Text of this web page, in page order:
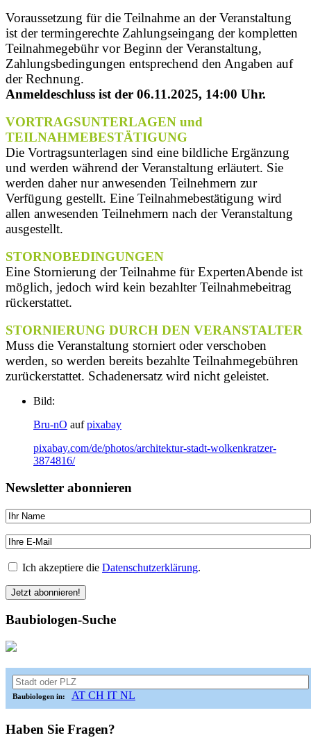
Voraussetzung für die Teilnahme an der Veranstaltung
ist der termingerechte Zahlungseingang der kompletten
Teilnahmegebühr vor Beginn der Veranstaltung,
Zahlungsbedingungen entsprechend den Angaben auf
der Rechnung.
Anmeldeschluss ist der 06.11.2025, 14:00 Uhr.
VORTRAGSUNTERLAGEN und
TEILNAHMEBESTÄTIGUNG
Die Vortragsunterlagen sind eine bildliche Ergänzung
und werden während der Veranstaltung erläutert. Sie
werden daher nur anwesenden Teilnehmern zur
Verfügung gestellt. Eine Teilnahmebestätigung wird
allen anwesenden Teilnehmern nach der Veranstaltung
ausgestellt.
STORNOBEDINGUNGEN
Eine Stornierung der Teilnahme für ExpertenAbende ist
möglich, jedoch wird kein bezahlter Teilnahmebeitrag
rückerstattet.
STORNIERUNG DURCH DEN VERANSTALTER
Muss die Veranstaltung storniert oder verschoben
werden, so werden bereits bezahlte Teilnahmegebühren
zurückerstattet. Schadenersatz wird nicht geleistet.
Bild:
Bru-nO aufpixabay
pixabay.com/de/photos/architektur-stadt-wolkenkratzer-
3874816/
Newsletter abonnieren
Ich akzeptiere die Datenschutzerklärung.
Baubiologen-Suche
Baubiologen in: AT CH IT NL
Haben Sie Fragen?